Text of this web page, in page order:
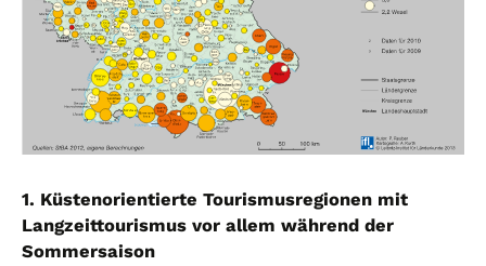
1. Küstenorientierte Tourismusregionen mit
Langzeittourismus vor allem während der
Sommersaison